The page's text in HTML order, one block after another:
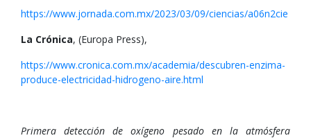
https://www.jornada.com.mx/2023/03/09/ciencias/a06n2cie
La Crónica, (Europa Press),
https://www.cronica.com.mx/academia/descubren-enzima-
produce-electricidad-hidrogeno-aire.html
Primera detección de oxígeno pesado en la atmósfera